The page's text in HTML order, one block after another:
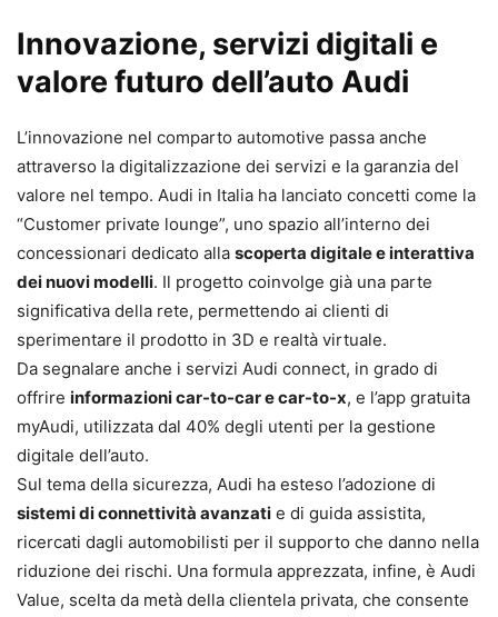
Innovazione, servizi digitali e
valore futuro dell’auto Audi
L’innovazione nel comparto automotive passa anche
attraverso la digitalizzazione dei servizi e la garanzia del
valore nel tempo. Audi in Italia ha lanciato concetti come la
“Customer private lounge”, uno spazio all’interno dei
concessionari dedicato alla scoperta digitale e interattiva
dei nuovi modelli. Il progetto coinvolge già una parte
significativa della rete, permettendo ai clienti di
sperimentare il prodotto in 3D e realtà virtuale.
Da segnalare anche i servizi Audi connect, in grado di
offrire informazioni car-to-car e car-to-x, e l’app gratuita
myAudi, utilizzata dal 40% degli utenti per la gestione
digitale dell’auto.
Sul tema della sicurezza, Audi ha esteso l’adozione di
sistemi di connettività avanzati e di guida assistita,
ricercati dagli automobilisti per il supporto che danno nella
riduzione dei rischi. Una formula apprezzata, infine, è Audi
Value, scelta da metà della clientela privata, che consente